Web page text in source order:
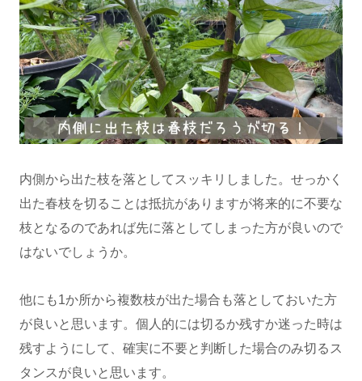
内側から出た枝を落としてスッキリしました。せっかく
出た春枝を切ることは抵抗がありますが将来的に不要な
枝となるのであれば先に落としてしまった方が良いので
はないでしょうか。
他にも1か所から複数枝が出た場合も落としておいた方
が良いと思います。個人的には切るか残すか迷った時は
残すようにして、確実に不要と判断した場合のみ切るス
タンスが良いと思います。